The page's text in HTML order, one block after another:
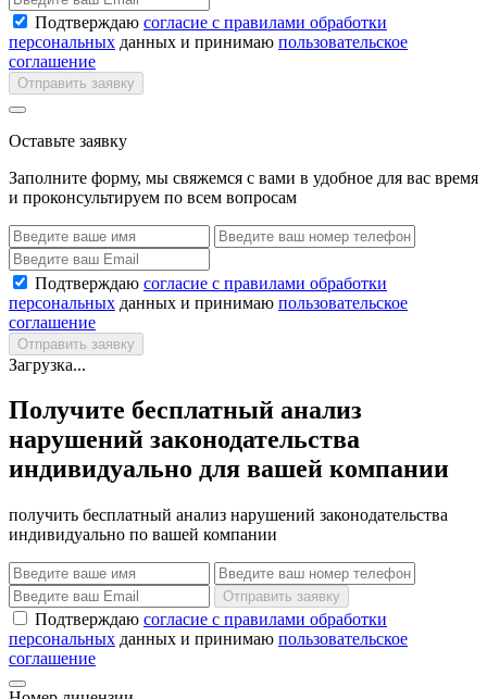
Подтверждаю согласие с правилами обработки
персональных данных и принимаю пользовательское
соглашение
Отправить заявку
Оставьте заявку
Заполните форму, мы свяжемся с вами в удобное для вас время
и проконсультируем по всем вопросам
Подтверждаю согласие с правилами обработки
персональных данных и принимаю пользовательское
соглашение
Отправить заявку
Загрузка...
Получите бесплатный анализ
нарушений законодательства
индивидуально для вашей компании
получить бесплатный анализ нарушений законодательства
индивидуально по вашей компании
Отправить заявку
Подтверждаю согласие с правилами обработки
персональных данных и принимаю пользовательское
соглашение